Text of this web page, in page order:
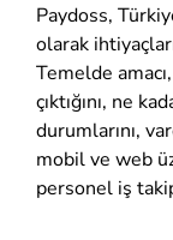
Paydoss,
olarak
Temelde
çıktığını, ne
durumlarını,
mobil ve web
personel iş